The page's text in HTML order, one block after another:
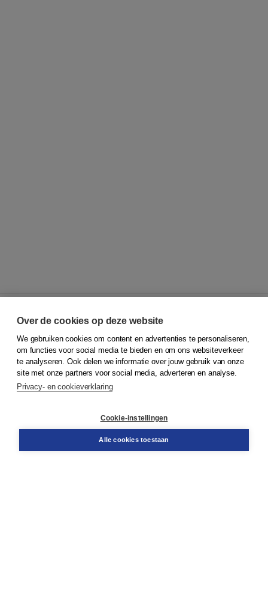
© 2026Koninklijke Boom uitgevers
Klantenservice
Service & informatie
Contact
Over de cookies op deze website
We gebruiken cookies om content en advertenties te personaliseren,
om functies voor social media te bieden en om ons websiteverkeer
te analyseren. Ook delen we informatie over jouw gebruik van onze
site met onze partners voor social media, adverteren en analyse.
Privacy- en cookieverklaring
Cookie-instellingen
Alle cookies toestaan